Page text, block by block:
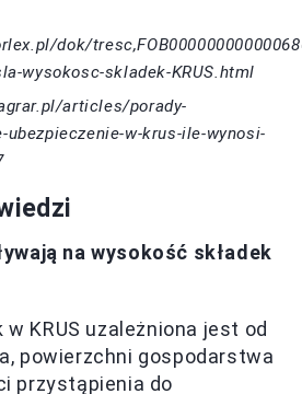
dok/
wysokosc-skladek-KRUS.html
articles/porady-
ubezpieczenie-w-krus-ile-wynosi-
na wysokość składek
w KRUS uzależniona jest od
powierzchni gospodarstwa
przystąpienia do